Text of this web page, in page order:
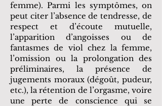
femme). Parmi les symptômes, on
peut citer l’absence de tendresse, de
respect et d’écoute mutuelle,
l’apparition d’angoisses ou de
fantasmes de viol chez la femme,
l’omission ou la prolongation des
préliminaires, la présence de
jugements moraux (dégoût, pudeur,
etc.), la rétention de l’orgasme, voire
une perte de conscience qui se